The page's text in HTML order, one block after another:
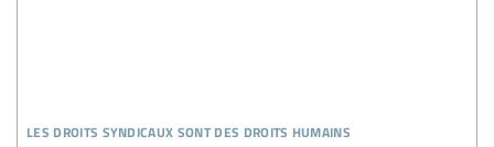
les droits syndicaux sont des droits humains